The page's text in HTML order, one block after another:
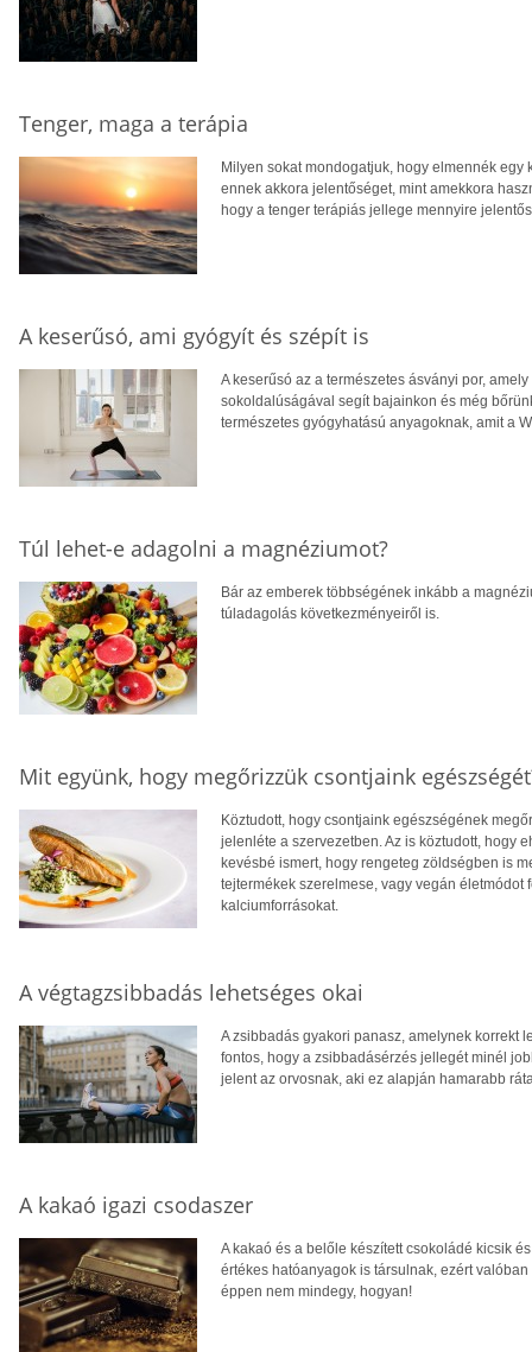
Tenger, maga a terápia
Milyen sokat mondogatjuk, hogy elmennék
ennek akkora jelentőséget, mint amekkora
hogy a tenger terápiás jellege mennyire
A keserűsó, ami gyógyít és szépít is
A keserűsó az a természetes ásványi por,
sokoldalúságával segít bajainkon és még
természetes gyógyhatású anyagoknak, amit a
Túl lehet-e adagolni a magnéziumot?
Bár az emberek többségének inkább a
túladagolás következményeiről is.
Mit együnk, hogy megőrizzük csontjaink
Köztudott, hogy csontjaink egészségének
jelenléte a szervezetben. Az is köztudott, hogy
kevésbé ismert, hogy rengeteg zöldségben is
tejtermékek szerelmese, vagy vegán
kalciumforrásokat.
A végtagzsibbadás lehetséges okai
A zsibbadás gyakori panasz, amelynek korrekt
fontos, hogy a zsibbadásérzés jellegét minél
jelent az orvosnak, aki ez alapján hamarabb
A kakaó igazi csodaszer
A kakaó és a belőle készített csokoládé kicsik
értékes hatóanyagok is társulnak, ezért
éppen nem mindegy, hogyan!